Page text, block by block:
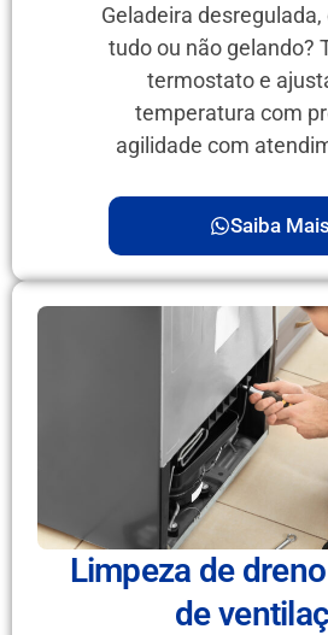
Geladeira
tudo ou não gelando?
termostato e
temperatura com
agilidade com
Saiba Mais
Limpeza de
de